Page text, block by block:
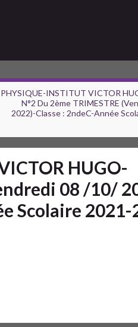
PHYSIQUE-INSTITUT VICTOR
N°2 Du 2ème TRIMESTRE
2022)-Classe : 2ndeC-Année
HUGO-
08 /10/
Scolaire